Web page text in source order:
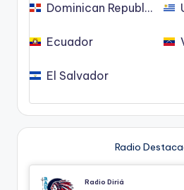
Dominican Republic
Ecuador
El Salvador
Radio
Radio Diriá